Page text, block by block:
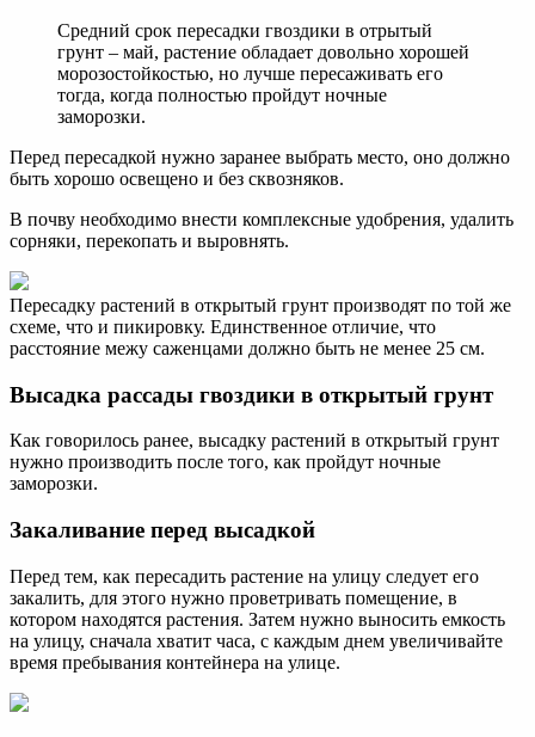
Средний срок пересадки гвоздики в отрытый
грунт – май, растение обладает довольно хорошей
морозостойкостью, но лучше пересаживать его
тогда, когда полностью пройдут ночные
заморозки.
Перед пересадкой нужно заранее выбрать место, оно должно
быть хорошо освещено и без сквозняков.
В почву необходимо внести комплексные удобрения, удалить
сорняки, перекопать и выровнять.
Пересадку растений в открытый грунт производят по той же
схеме, что и пикировку. Единственное отличие, что
расстояние межу саженцами должно быть не менее 25 см.
Высадка рассады гвоздики в открытый грунт
Как говорилось ранее, высадку растений в открытый грунт
нужно производить после того, как пройдут ночные
заморозки.
Закаливание перед высадкой
Перед тем, как пересадить растение на улицу следует его
закалить, для этого нужно проветривать помещение, в
котором находятся растения. Затем нужно выносить емкость
на улицу, сначала хватит часа, с каждым днем увеличивайте
время пребывания контейнера на улице.